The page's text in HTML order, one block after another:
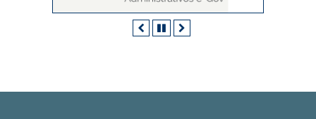
AnteriorPausar